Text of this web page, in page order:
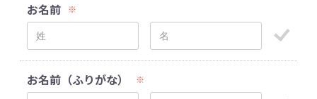
お名前 ※
お名前（ふりがな） ※